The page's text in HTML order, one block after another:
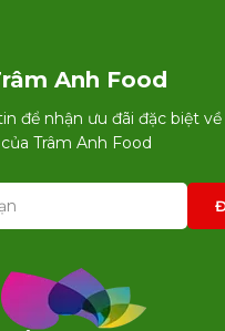
Anh Food
để nhận ưu đãi đặc biệt
của Trâm Anh Food